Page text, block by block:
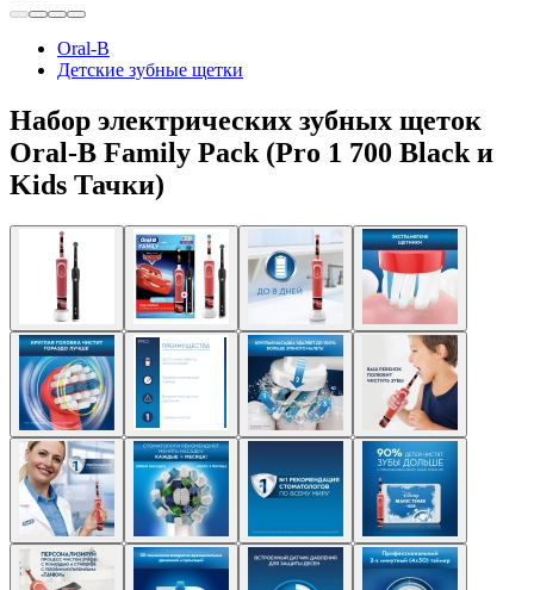
Oral-B
Детские зубные щетки
Набор электрических зубных щеток
Oral-B Family Pack (Pro 1 700 Black и
Kids Тачки)